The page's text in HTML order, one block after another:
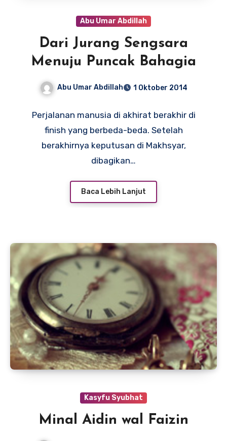
Abu Umar Abdillah
Dari Jurang Sengsara
Menuju Puncak Bahagia
Abu Umar Abdillah 1 Oktober 2014
Perjalanan manusia di akhirat berakhir di
finish yang berbeda-beda. Setelah
berakhirnya keputusan di Makhsyar,
dibagikan…
Baca Lebih Lanjut
Kasyfu Syubhat
Minal Aidin wal Faizin